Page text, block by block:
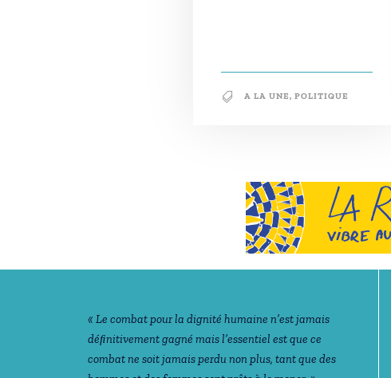
A LA UNE, POLITIQUE
Notre philosophie
« Le combat pour la dignité humaine n’est jamais
déﬁnitivement gagné mais l’essentiel est que ce
combat ne soit jamais perdu non plus, tant que des